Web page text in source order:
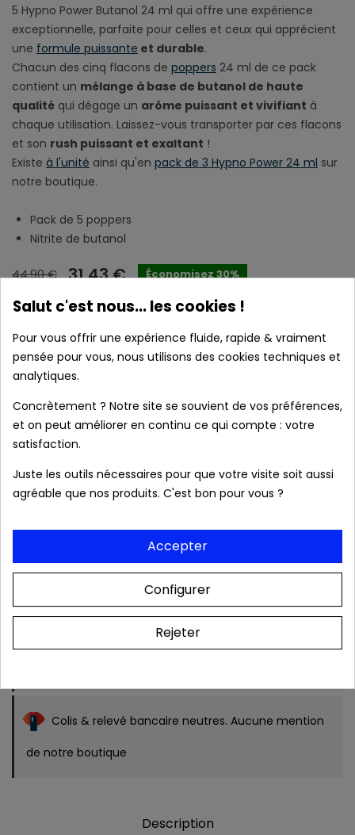
5 Hypno Power Butanol 24 ml qui offre une expérience
exceptionnelle, parfaite pour celles et ceux qui apprécient
une formule puissante et durable.
Chacun des cinq flacons de poppers 24 ml de ce pack
contient un mélange à base de butanol de haute
qualité qui dégage un arôme puissant et vivifiant à
chaque utilisation. Laissez-vous transporter par ces flacons
et son rush puissant et exaltant !
Existe à l'unité ainsi qu'en pack de 3 Hypno Power 24 ml sur
notre boutique.
Pack de 5 poppers
Nitrite de butanol
44,90 € 31,43 € Économisez 30%
 AJOUTER AU PANIER
Disponible
Caractéristiques :
local_shippingLivraison prévue à partir du 11/08/2026 en
France métropolitaine.
Frais de port OFFERTS dès 39 € (France
Colis & relevé bancaire neutres. Aucune mention
de notre boutique
Description
Salut c'est nous... les cookies !
Pour vous offrir une expérience fluide, rapide & vraiment
pensée pour vous, nous utilisons des cookies techniques et
analytiques.
Concrètement ? Notre site se souvient de vos préférences,
et on peut améliorer en continu ce qui compte : votre
satisfaction.
Juste les outils nécessaires pour que votre visite soit aussi
agréable que nos produits. C'est bon pour vous ?
Accepter
Configurer
Rejeter